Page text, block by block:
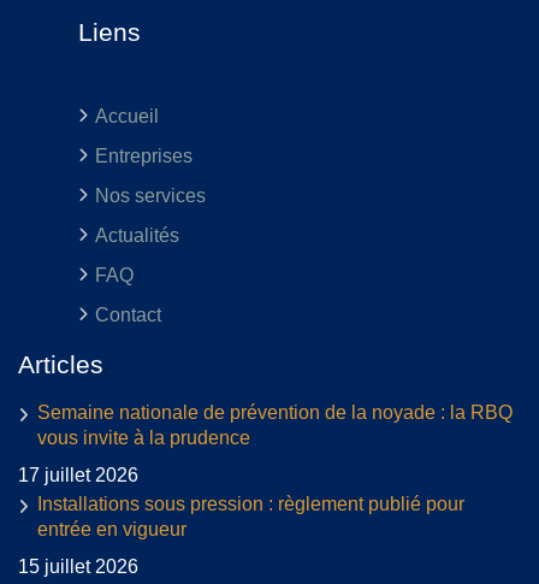
Liens
Accueil
Entreprises
Nos services
Actualités
FAQ
Contact
Articles
Semaine nationale de prévention de la noyade : la RBQ
vous invite à la prudence
17 juillet 2026
Installations sous pression : règlement publié pour
entrée en vigueur
15 juillet 2026